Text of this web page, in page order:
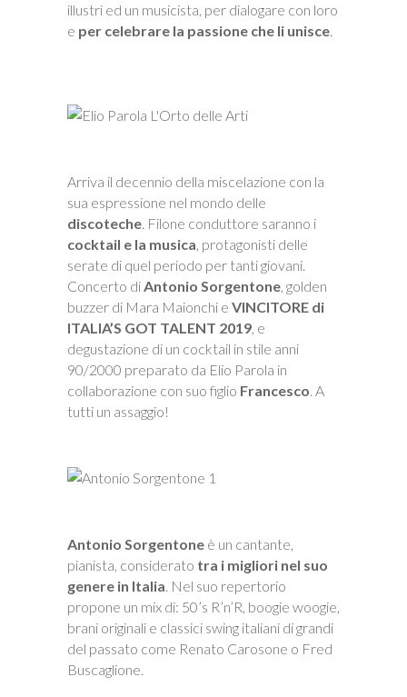
illustri ed un musicista, per dialogare con loro
e per celebrare la passione che li unisce.
Arriva il decennio della miscelazione con la
sua espressione nel mondo delle
discoteche. Filone conduttore saranno i
cocktail e la musica, protagonisti delle
serate di quel periodo per tanti giovani.
Concerto diAntonio Sorgentone, golden
buzzer di Mara Maionchi e VINCITORE di
ITALIA’S GOT TALENT 2019, e
degustazione di un cocktail in stile anni
90/2000 preparato da Elio Parola in
collaborazione con suo figlio Francesco. A
tutti un assaggio!
Antonio Sorgentone è un cantante,
pianista, considerato tra i migliori nel suo
genere in Italia. Nel suo repertorio
propone un mix di: 50’s R’n’R, boogie woogie,
brani originali e classici swing italiani di grandi
del passato come Renato Carosone o Fred
Buscaglione.